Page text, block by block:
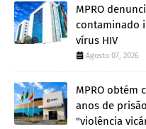
MPRO
contaminado
vírus HIV
Agosto 07, 2026
MPRO obtém
anos de
"violência